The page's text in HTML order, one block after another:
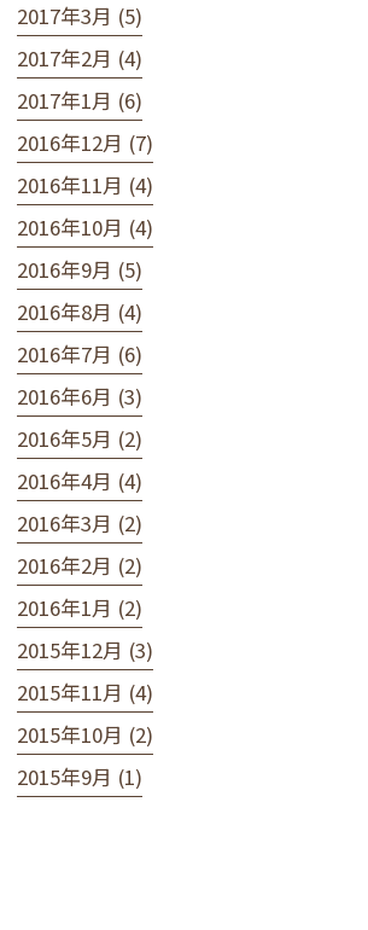
2017年3月 (5)
2017年2月 (4)
2017年1月 (6)
2016年12月 (7)
2016年11月 (4)
2016年10月 (4)
2016年9月 (5)
2016年8月 (4)
2016年7月 (6)
2016年6月 (3)
2016年5月 (2)
2016年4月 (4)
2016年3月 (2)
2016年2月 (2)
2016年1月 (2)
2015年12月 (3)
2015年11月 (4)
2015年10月 (2)
2015年9月 (1)